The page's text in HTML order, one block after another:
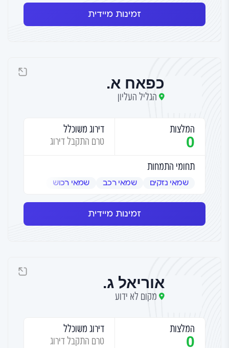
זמינות מיידית
כפאח א.
הגליל העליון
המלצות
0
דירוג משוכלל
טרם התקבל דירוג
תחומי התמחות
שמאי נזקים שמאי רכב שמאי רכוש
זמינות מיידית
אוריאל ג.
מקום לא ידוע
המלצות
0
דירוג משוכלל
טרם התקבל דירוג